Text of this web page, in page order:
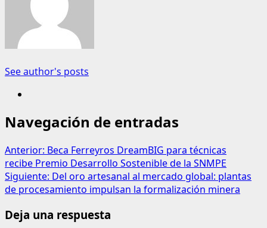
See author's posts
Navegación de entradas
Anterior: Beca Ferreyros DreamBIG para técnicas
recibe Premio Desarrollo Sostenible de la SNMPE
Siguiente: Del oro artesanal al mercado global: plantas
de procesamiento impulsan la formalización minera
Deja una respuesta